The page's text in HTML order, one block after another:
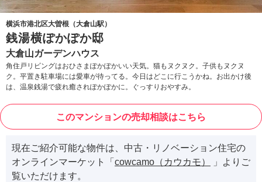
横浜市港北区大曽根（大倉山駅）
銭湯横ぽかぽか邸
大倉山ガーデンハウス
角住戸リビングはおひさまぽかぽかいい天気。猫もヌクヌク。子供もヌクヌ
ク。平置き駐車場には愛車が待ってる。今日はどこに行こうかね。お出かけ後
は、温泉銭湯で疲れ癒されぽかぽかに。ぐっすりおやすみ。
このマンションの売却相談はこちら
現在ご紹介可能な物件は、中古・リノベーション住宅の
オンラインマーケット「 cowcamo（カウカモ）
」よりご
覧いただけます。